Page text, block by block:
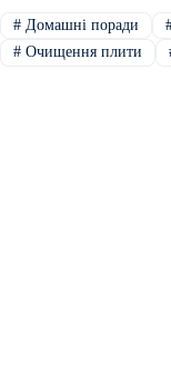
#Домашні поради
#Очищення плити